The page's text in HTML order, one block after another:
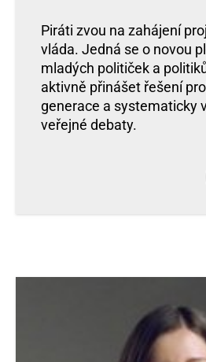
Piráti zvou na zahájení
vláda. Jedná se o novou
mladých političek a
aktivně přinášet řešení
generace a systematicky
veřejné debaty.